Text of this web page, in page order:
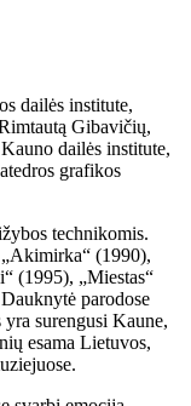
dailės institute,
Gibavičių,
dailės institute,
grafikos
technikomis.
(1990),
(1995), „Miestas“
parodose
surengusi Kaune,
esama Lietuvos,